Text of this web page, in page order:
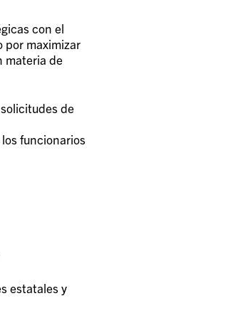
con el
por maximizar
materia de
de
funcionarios
estatales y